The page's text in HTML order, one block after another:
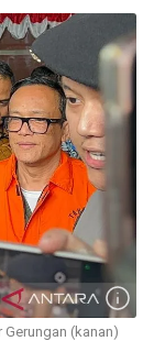
(kanan)